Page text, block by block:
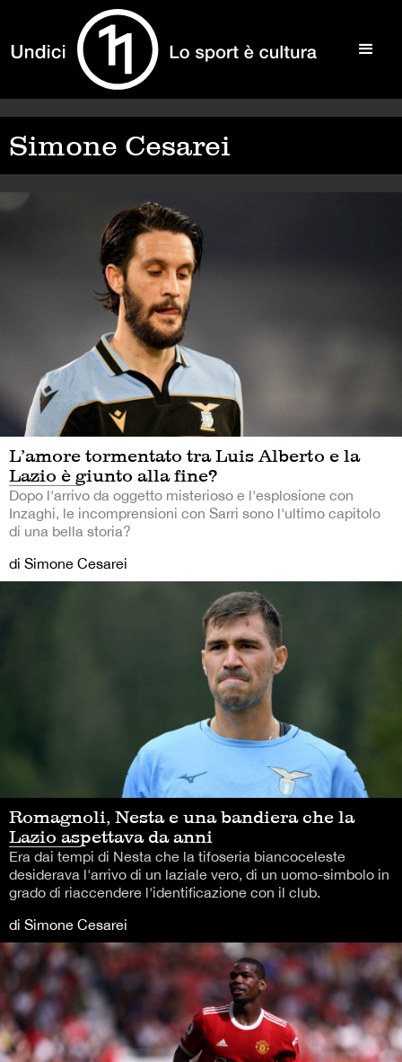
Simone Cesarei
L’amore tormentato tra Luis Alberto e la
Lazio è giunto alla fine?
Dopo l'arrivo da oggetto misterioso e l'esplosione con
Inzaghi, le incomprensioni con Sarri sono l'ultimo capitolo
di una bella storia?
di Simone Cesarei
Romagnoli, Nesta e una bandiera che la
Lazio aspettava da anni
Era dai tempi di Nesta che la tifoseria biancoceleste
desiderava l'arrivo di un laziale vero, di un uomo-simbolo in
grado di riaccendere l'identificazione con il club.
di Simone Cesarei